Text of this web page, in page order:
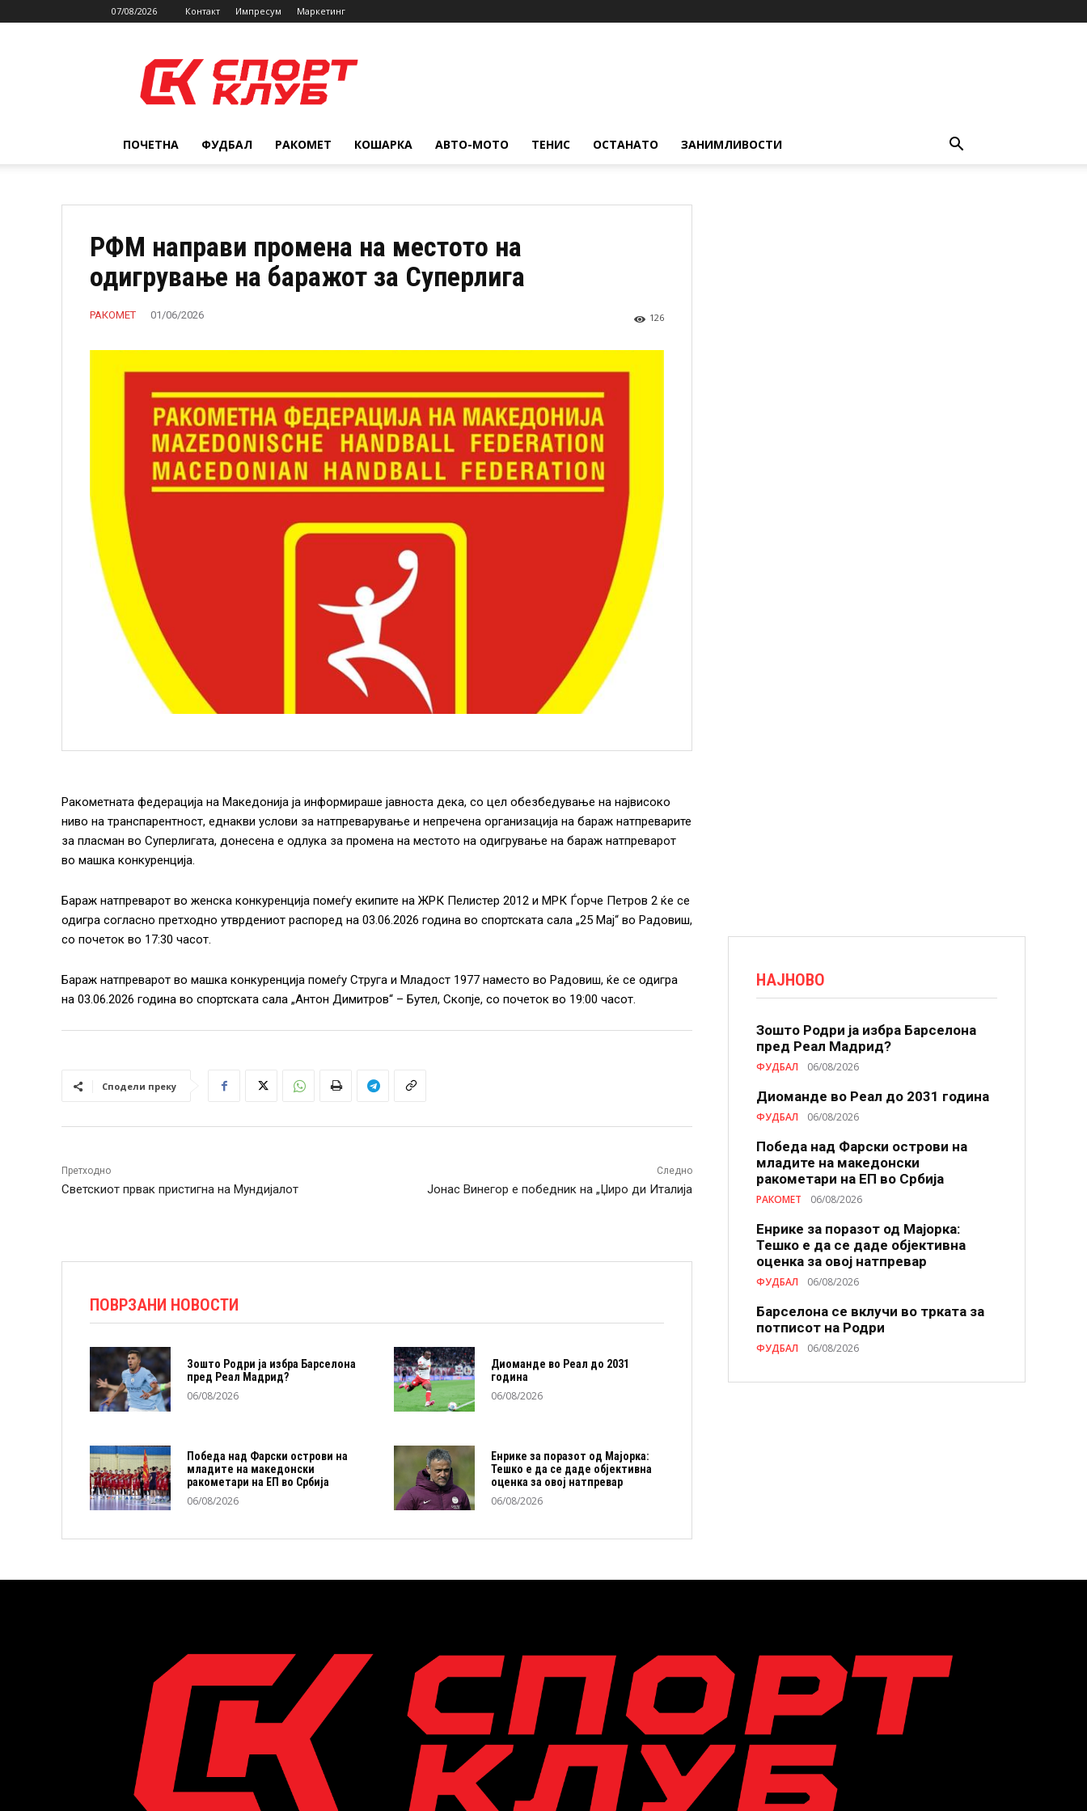
07/08/2026 Контакт Импресум Маркетинг
ПОЧЕТНА ФУДБАЛ РАКОМЕТ КОШАРКА АВТО-МОТО ТЕНИС ОСТАНАТО ЗАНИМЛИВОСТИ
РФМ направи промена на местото на
одигрување на баражот за Суперлига
РАКОМЕТ 01/06/2026 126
Ракометната федерација на Македонија ја информираше јавноста дека, со цел обезбедување на највисоко
ниво на транспарентност, еднакви услови за натпреварување и непречена организација на бараж натпреварите
за пласман во Суперлигата, донесена е одлука за промена на местото на одигрување на бараж натпреварот
во машка конкуренција.
Бараж натпреварот во женска конкуренција помеѓу екипите на ЖРК Пелистер 2012 и МРК Ѓорче Петров 2 ќе се
одигра согласно претходно утврдениот распоред на 03.06.2026 година во спортската сала „25 Мај“ во Радовиш,
со почеток во 17:30 часот.
Бараж натпреварот во машка конкуренција помеѓу Струга и Младост 1977 наместо во Радовиш, ќе се одигра
на 03.06.2026 година во спортската сала „Антон Димитров“ – Бутел, Скопје, со почеток во 19:00 часот.
Сподели преку
Претходно
Светскиот првак пристигна на Мундијалот
Следно
Јонас Винегор е победник на „Џиро ди Италија
ПОВРЗАНИ НОВОСТИ
Зошто Родри ја избра Барселона
пред Реал Мадрид?
06/08/2026
Диоманде во Реал до 2031
година
06/08/2026
Победа над Фарски острови на
младите на македонски
ракометари на ЕП во Србија
06/08/2026
Енрике за поразот од Мајорка:
Тешко е да се даде објективна
оценка за овој натпревар
06/08/2026
НАЈНОВО
Зошто Родри ја избра Барселона
пред Реал Мадрид?
ФУДБАЛ 06/08/2026
Диоманде во Реал до 2031 година
ФУДБАЛ 06/08/2026
Победа над Фарски острови на
младите на македонски
ракометари на ЕП во Србија
РАКОМЕТ 06/08/2026
Енрике за поразот од Мајорка:
Тешко е да се даде објективна
оценка за овој натпревар
ФУДБАЛ 06/08/2026
Барселона се вклучи во трката за
потписот на Родри
ФУДБАЛ 06/08/2026